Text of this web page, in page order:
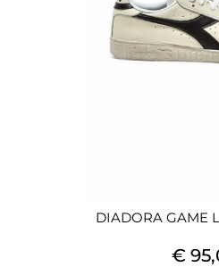
DIADORA GAME
€